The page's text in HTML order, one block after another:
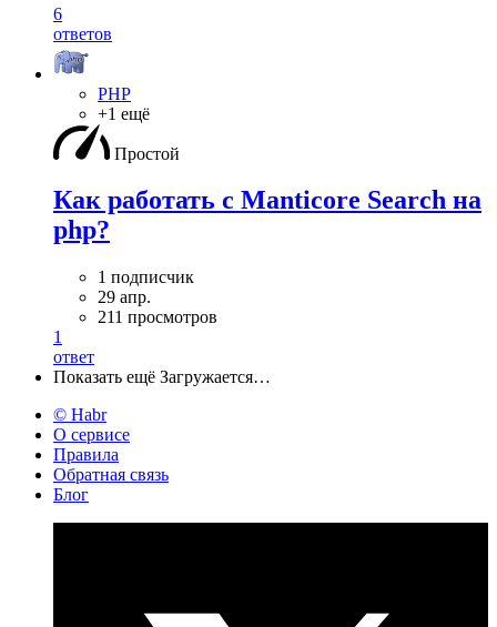
6
ответов
PHP
+1 ещё
Простой
Как работать с Manticore Search на
php?
1 подписчик
29 апр.
211 просмотров
1
ответ
Показать ещё Загружается…
© Habr
О сервисе
Правила
Обратная связь
Блог